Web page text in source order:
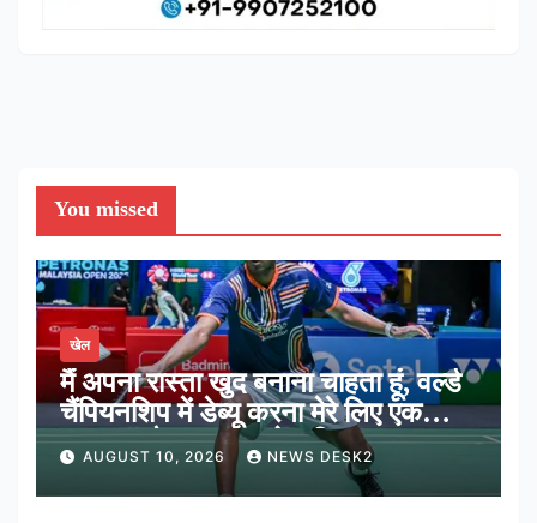
You missed
खेल
मैं अपना रास्ता खुद बनाना चाहता हूं, वर्ल्ड
चैंपियनशिप में डेब्यू करना मेरे लिए एक
शानदार मौका: आयुष शेट्टी
AUGUST 10, 2026 NEWS DESK2